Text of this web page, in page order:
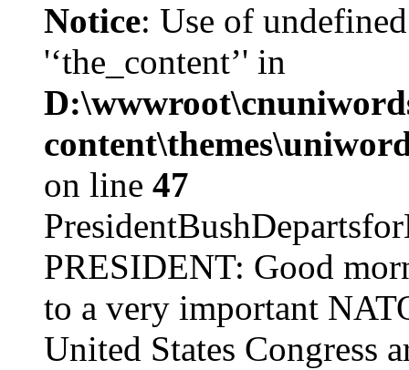
Notice: Use of
'‘the_content’' in
on line 47
PRESIDENT: Good
to a very important
United States Congress